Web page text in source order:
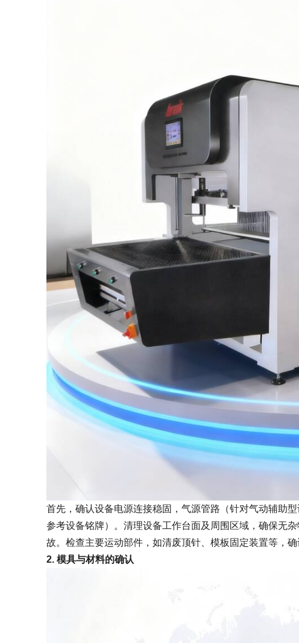
首先，确认设备电源连接稳固，气源管路（针对气动辅助
参考设备铭牌）。清理设备工作台面及周围区域，确保无
故。检查主要运动部件，如清废顶针、模板固定装置等，确
2. 模具与材料的确认